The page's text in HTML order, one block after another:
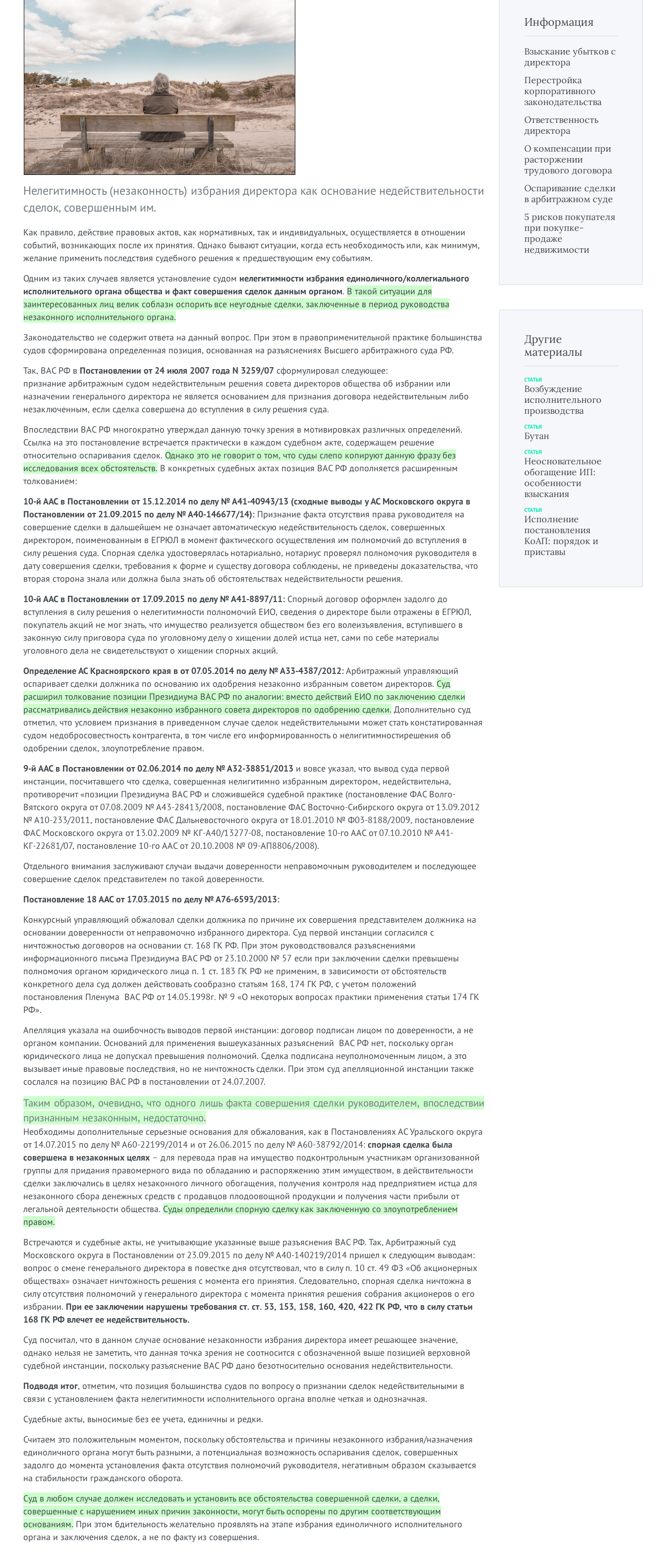
Нелегитимность (незаконность) избрания директора как основание недействительности
сделок, совершенным им.
Как правило, действие правовых актов, как нормативных, так и индивидуальных, осуществляется в отношении
событий, возникающих после их принятия. Однако бывают ситуации, когда есть необходимость или, как минимум,
желание применить последствия судебного решения к предшествующим ему событиям.
Одним из таких случаев является установление судом нелегитимности избрания единоличного/коллегиального
исполнительного органа общества и факт совершения сделок данным органом. В такой ситуации для
заинтересованных лиц велик соблазн оспорить все неугодные сделки, заключенные в период руководства
незаконного исполнительного органа.
Законодательство не содержит ответа на данный вопрос. При этом в правоприменительной практике большинства
судов сформирована определенная позиция, основанная на разъяснениях Высшего арбитражного суда РФ.
Так, ВАС РФ в Постановлении от 24 июля 2007 года N 3259/07 сформулировал следующее:
признание арбитражным судом недействительным решения совета директоров общества об избрании или
назначении генерального директора не является основанием для признания договора недействительным либо
незаключенным, если сделка совершена до вступления в силу решения суда.
Впоследствии ВАС РФ многократно утверждал данную точку зрения в мотивировках различных определений.
Ссылка на это постановление встречается практически в каждом судебном акте, содержащем решение
относительно оспаривания сделок. Однако это не говорит о том, что суды слепо копируют данную фразу без
исследования всех обстоятельств. В конкретных судебных актах позиция ВАС РФ дополняется расширенным
толкованием:
10-й ААС в Постановлении от 15.12.2014 по делу № А41-40943/13 (сходные выводы у АС Московского округа в
Постановлении от 21.09.2015 по делу № А40-146677/14): Признание факта отсутствия права руководителя на
совершение сделки в дальшейшем не означает автоматическую недействительность сделок, совершенных
директором, поименованным в ЕГРЮЛ в момент фактического осуществления им полномочий до вступления в
силу решения суда. Спорная сделка удостоверялась нотариально, нотариус проверял полномочия руководителя в
дату совершения сделки, требования к форме и существу договора соблюдены, не приведены доказательства, что
вторая сторона знала или должна была знать об обстоятельствах недействительности решения.
10-й ААС в Постановлении от 17.09.2015 по делу №А41-8897/11: Спорный договор оформлен задолго до
вступления в силу решения о нелегитимности полномочий ЕИО, сведения о директоре были отражены в ЕГРЮЛ,
покупатель акций не мог знать, что имущество реализуется обществом без его волеизъявления, вступившего в
законную силу приговора суда по уголовному делу о хищении долей истца нет, сами по себе материалы
уголовного дела не свидетельствуют о хищении спорных акций.
Определение АС Красноярского края в от 07.05.2014 по делу № А33-4387/2012:Арбитражный управляющий
оспаривает сделки должника по основанию их одобрения незаконно избранным советом директоров. Суд
расширил толкование позиции Президиума ВАС РФ по аналогии: вместо действий ЕИО по заключению сделки
рассматривались действия незаконно избранного совета директоров по одобрению сделки. Дополнительно суд
отметил, что условием признания в приведенном случае сделок недействительными может стать констатированная
судом недобросовестность контрагента, в том числе его информированность о нелигитимностирешения об
одобрении сделок, злоупотребление правом.
9-й ААС в Постановлении от 02.06.2014 по делу № А32-38851/2013 и вовсе указал, что вывод суда первой
инстанции, посчитавшего что сделка, совершенная нелигитимно избранным директором, недействительна,
противоречит «позиции Президиума ВАС РФ и сложившейся судебной практике (постановление ФАС Волго-
Вятского округа от 07.08.2009 № А43-28413/2008, постановление ФАС Восточно-Сибирского округа от 13.09.2012
№ А10-233/2011, постановление ФАС Дальневосточного округа от 18.01.2010 № Ф03-8188/2009, постановление
ФАС Московского округа от 13.02.2009 № КГ-А40/13277-08, постановление 10-го ААС от 07.10.2010 № А41-
КГ-22681/07, постановление 10-го ААС от 20.10.2008 № 09-АП8806/2008).
Отдельного внимания заслуживают случаи выдачи доверенности неправомочным руководителем и последующее
совершение сделок представителем по такой доверенности.
Постановление 18 ААС от 17.03.2015 по делу № А76-6593/2013:
Конкурсный управляющий обжаловал сделки должника по причине их совершения представителем должника на
основании доверенности от неправомочно избранного директора. Суд первой инстанции согласился с
ничтожностью договоров на основании ст. 168 ГК РФ. При этом руководствовался разъяснениями
информационного письма Президиума ВАС РФ от 23.10.2000 № 57 если при заключении сделки превышены
полномочия органом юридического лица п. 1 ст. 183 ГК РФ не применим, в зависимости от обстоятельств
конкретного дела суд должен действовать сообразно статьям 168, 174 ГК РФ, с учетом положений
постановления Пленума ВАС РФ от 14.05.1998г. № 9 «О некоторых вопросах практики применения статьи 174 ГК
РФ».
Апелляция указала на ошибочность выводов первой инстанции: договор подписан лицом по доверенности, а не
органом компании. Оснований для применения вышеуказанных разъяснений ВАС РФ нет, поскольку орган
юридического лица не допускал превышения полномочий. Сделка подписана неуполномоченным лицом, а это
вызывает иные правовые последствия, но не ничтожность сделки. При этом суд апелляционной инстанции также
сослался на позицию ВАС РФ в постановлении от 24.07.2007.
Таким образом, очевидно, что одного лишь факта совершения сделки руководителем, впоследствии
признанным незаконным, недостаточно.
Необходимы дополнительные серьезные основания для обжалования, как в Постановлениях АС Уральского округа
от 14.07.2015 по делу № А60-22199/2014 и от 26.06.2015 по делу № А60-38792/2014: спорная сделка была
совершена в незаконных целях – для перевода прав на имущество подконтрольным участникам организованной
группы для придания правомерного вида по обладанию и распоряжению этим имуществом, в действительности
сделки заключались в целях незаконного личного обогащения, получения контроля над предприятием истца для
незаконного сбора денежных средств с продавцов плодоовощной продукции и получения части прибыли от
легальной деятельности общества. Суды определили спорную сделку как заключенную со злоупотреблением
правом.
Встречаются и судебные акты, не учитывающие указанные выше разъяснения ВАС РФ. Так, Арбитражный суд
Московского округа в Постановлении от 23.09.2015 по делу № А40-140219/2014 пришел к следующим выводам:
вопрос о смене генерального директора в повестке дня отсутствовал, что в силу п. 10 ст. 49 ФЗ «Об акционерных
обществах» означает ничтожность решения с момента его принятия. Следовательно, спорная сделка ничтожна в
силу отсутствия полномочий у генерального директора с момента принятия решения собрания акционеров о его
избрании. При ее заключении нарушены требования ст. ст. 53, 153, 158, 160, 420, 422 ГК РФ, что в силу статьи
168 ГК РФ влечет ее недействительность.
Суд посчитал, что в данном случае основание незаконности избрания директора имеет решающее значение,
однако нельзя не заметить, что данная точка зрения не соотносится с обозначенной выше позицией верховной
судебной инстанции, поскольку разъяснение ВАС РФ дано безотносительно основания недействительности.
Подводя итог, отметим, что позиция большинства судов по вопросу о признании сделок недействительными в
связи с установлением факта нелегитимности исполнительного органа вполне четкая и однозначная.
Судебные акты, выносимые без ее учета, единичны и редки.
Считаем это положительным моментом, поскольку обстоятельства и причины незаконного избрания/назначения
единоличного органа могут быть разными, а потенциальная возможность оспаривания сделок, совершенных
задолго до момента установления факта отсутствия полномочий руководителя, негативным образом сказывается
на стабильности гражданского оборота.
Суд в любом случае должен исследовать и установить все обстоятельства совершенной сделки, а сделки,
совершенные с нарушением иных причин законности, могут быть оспорены по другим соответствующим
основаниям. При этом бдительность желательно проявлять на этапе избрания единоличного исполнительного
органа и заключения сделок, а не по факту из совершения.
Информация
Взыскание убытков с
директора
Перестройка
корпоративного
законодательства
Ответственность
директора
О компенсации при
расторжении
трудового договора
Оспаривание сделки
в арбитражном суде
5 рисков покупателя
при покупке-
продаже
недвижимости
Другие
материалы
СТАТЬЯ
Возбуждение
исполнительного
производства
СТАТЬЯ
Бутан
СТАТЬЯ
Неосновательное
обогащение ИП:
особенности
взыскания
СТАТЬЯ
Исполнение
постановления
КоАП: порядок и
приставы